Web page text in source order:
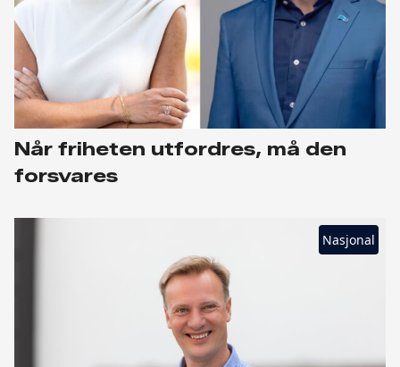
Når friheten utfordres, må den
forsvares
Nasjonal